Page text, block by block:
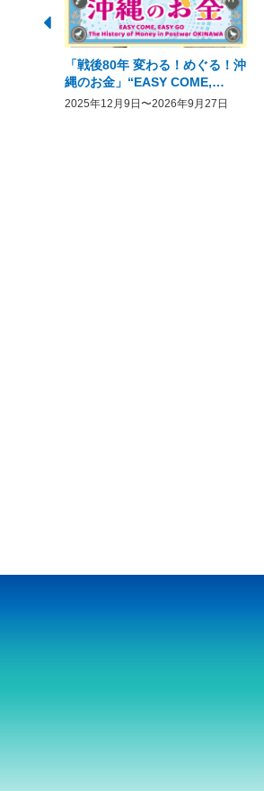
「戦後80年 変わる！めぐる！沖
縄のお金」“EASY COME,
EASY GO － The History of
2025年12月9日〜2026年9月27日